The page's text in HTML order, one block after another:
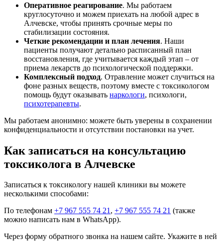
Оперативное реагирование. Мы работаем
круглосуточно и можем приехать на любой адрес в
Алчевске, чтобы принять срочные меры по
стабилизации состояния.
Четкие рекомендации и план лечения. Наши
пациенты получают детально расписанный план
восстановления, где учитывается каждый этап – от
приема лекарств до психологической поддержки.
Комплексный подход. Отравление может случиться на
фоне разных веществ, поэтому вместе с токсикологом
помощь будут оказывать наркологи, психологи,
психотерапевты.
Мы работаем анонимно: можете быть уверены в сохранении
конфиденциальности и отсутствии постановки на учет.
Как записаться на консультацию
токсиколога в Алчевске
Записаться к токсикологу нашей клиники вы можете
несколькими способами:
По телефонам +7 967 555 74 21, +7 967 555 74 21 (также
можно написать нам в WhatsApp).
Через форму обратного звонка на нашем сайте. Укажите в ней